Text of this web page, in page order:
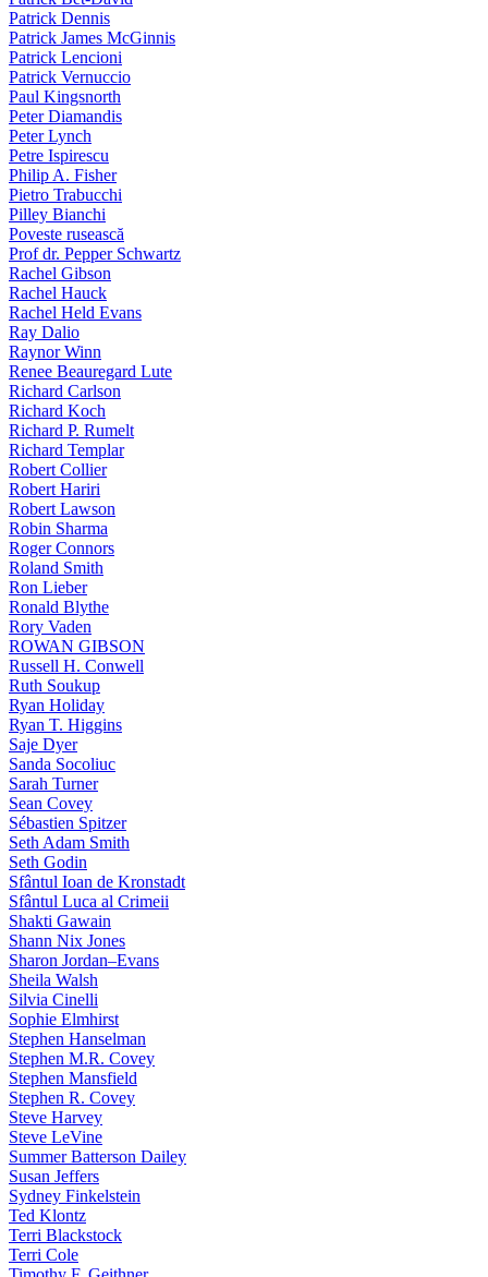
Patrick Dennis
Patrick James McGinnis
Patrick Lencioni
Patrick Vernuccio
Paul Kingsnorth
Peter Diamandis
Peter Lynch
Petre Ispirescu
Philip A. Fisher
Pietro Trabucchi
Pilley Bianchi
Poveste rusească
Prof dr. Pepper Schwartz
Rachel Gibson
Rachel Hauck
Rachel Held Evans
Ray Dalio
Raynor Winn
Renee Beauregard Lute
Richard Carlson
Richard Koch
Richard P. Rumelt
Richard Templar
Robert Collier
Robert Hariri
Robert Lawson
Robin Sharma
Roger Connors
Roland Smith
Ron Lieber
Ronald Blythe
Rory Vaden
ROWAN GIBSON
Russell H. Conwell
Ruth Soukup
Ryan Holiday
Ryan T. Higgins
Saje Dyer
Sanda Socoliuc
Sarah Turner
Sean Covey
Sébastien Spitzer
Seth Adam Smith
Seth Godin
Sfântul Ioan de Kronstadt
Sfântul Luca al Crimeii
Shakti Gawain
Shann Nix Jones
Sharon Jordan–Evans
Sheila Walsh
Silvia Cinelli
Sophie Elmhirst
Stephen Hanselman
Stephen M.R. Covey
Stephen Mansfield
Stephen R. Covey
Steve Harvey
Steve LeVine
Summer Batterson Dailey
Susan Jeffers
Sydney Finkelstein
Ted Klontz
Terri Blackstock
Terri Cole